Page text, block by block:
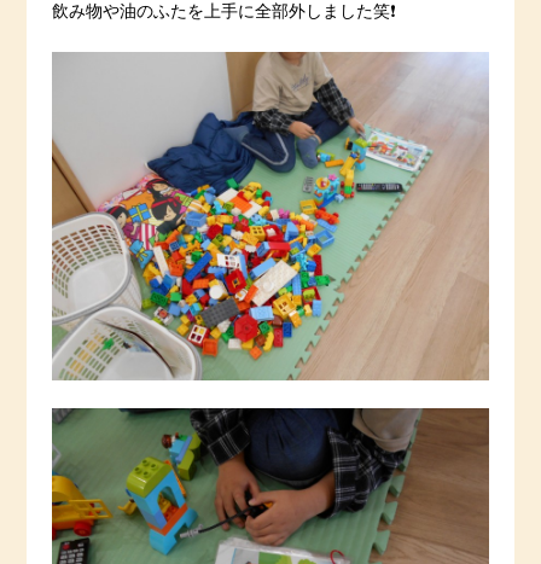
飲み物や油のふたを上手に全部外しました笑❗️